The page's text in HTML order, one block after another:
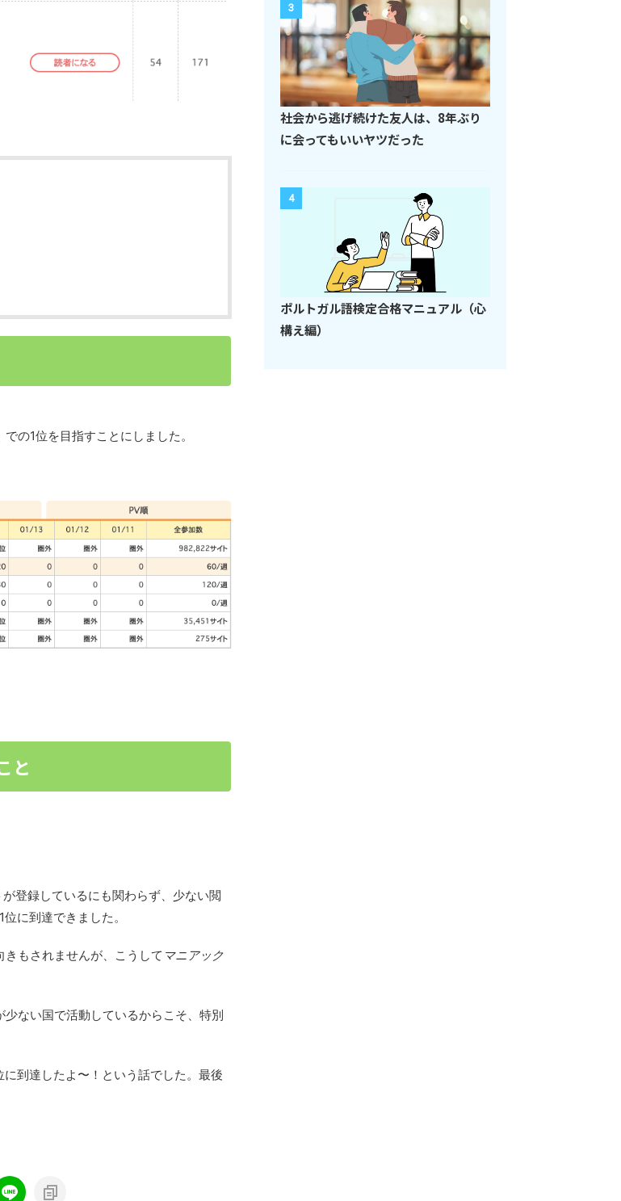
での1位を目指すことにしました。
と
登録しているにも関わらず、少ない閲
に到達できました。
もされませんが、こうして マニアック
ない国で活動しているからこそ、特別
到達したよ〜！という話でした。最後
3
社会から逃げ続けた友人は、8年ぶり
に会ってもいいヤツだった
4
ポルトガル語検定合格マニュアル（心
構え編）